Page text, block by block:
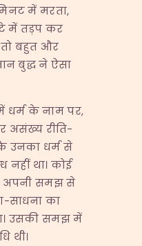
में मरता,
में तड़प कर
तो बहुत और
बुद्ध ने ऐसा
के नाम पर,
असंख्य रीति-
उनका धर्म से
था। कोई
अपनी समझ से
साधना का
उसकी समझ में
थी।